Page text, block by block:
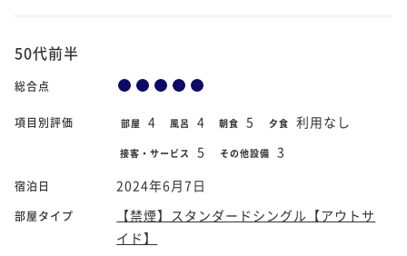
50代前半
総合点
項目別評価 部屋 4 風呂 4 朝食 5 夕食 利用なし
接客・サービス 5 その他設備 3
宿泊日 2024年6月7日
部屋タイプ
【禁煙】スタンダードシングル【アウトサ
イド】